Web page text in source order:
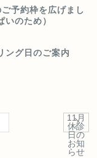
予約枠を広げまし
のため）
ング日のご案内
11月
休診
日の
お知
らせ